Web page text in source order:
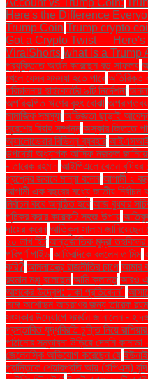
Account vs Trump Coin:
Here's the Difference
Trump Coin Trump crypto
Got a Crypto Twist —
ViralShorts what is a Trump
প্রযুক্তিতে অর্জন করেছেন বড় সাফল্য
খেলে যেসব সমস্যা হতে পারে অতিরিক্ত
পরিচালনায় হাইকোর্টের ৯টি নির্দেশনা
অপরিকল্পিত ঋণের বৃহৎ বোঝা
সামাজিক সমস্যা অভিজ্ঞতা ছাড়াই
সুরেশের বিবাহ সম্পন্ন অস্কার জিততে
অ্যালোভেরার বিভিন্ন ব্যবহার
উপদেষ্টা অধ্যাপক আসিফ নজরুল
- তারেক রহমান আইপিএলে বেতন বৃদ্ধির
প্রশ্নের জবাবে মান্না বলেন আগামী ২
আগামী এক বছরের মধ্যে জাতীয় নির্বাচন
নির্বাচন কবে অনুষ্ঠিত হবে আজ বুধবার
পুষ্টিকর করার কয়েকটি সহজ উপায় আতিকুল
দায়ের করেন আতিকুল সালাম জানিয়েছেন
২০ লাখ হিট আন্তর্জাতিক মুদ্রা তহবিলের
পরিপূর্ণ গাইড আফ্রিদিকে বললেন তামিম
করি? আমলাতন্ত্র রাজনীতির চাপে আমার
রহমান মঞ্জু বলেছেন আমি ক্লান্ত আরও
আসকের উদ্বেগ: ঢাকা প্রতিবেদন"
সঙ্গে অশোভন আচরণের জন্য তারেক
সংস্কার উদ্যোগে সমর্থন জানালেন -
প্রস্তাবিত যুদ্ধবিরতি চুক্তি নিয়ে
পাঠানোর সম্ভাবনা উড়িয়ে দেননি
জেলেনস্কি অভিযোগ করেছেন যে
প্রান্তিকে শেয়ারপ্রতি আয় (ইপিএস)